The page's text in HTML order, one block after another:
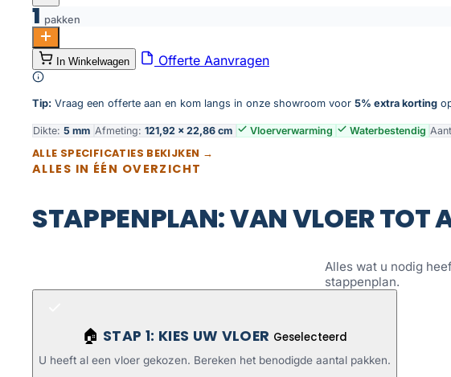
1 pakken
Oak Fontana aantal
Toevoegen aan winkelwagen
In Winkelwagen Offerte Aanvragen
Tip: Vraag een offerte aan en kom langs in onze showroom voor 5% extra korting
Dikte: 5 mm Afmeting: 121,92 × 22,86 cm Vloerverwarming Waterbestendig
ALLE SPECIFICATIES BEKIJKEN →
ALLES IN ÉÉN OVERZICHT
STAPPENPLAN: VAN VLOER TOT
Alles wat u nodig
stappenplan.
🏠 STAP 1: KIES UW VLOER Geselecteerd
U heeft al een vloer gekozen. Bereken het benodigde aantal pakken.